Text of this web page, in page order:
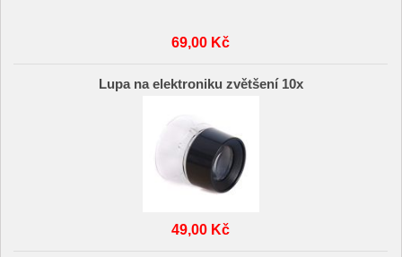
69,00 Kč
Lupa na elektroniku zvětšení 10x
49,00 Kč